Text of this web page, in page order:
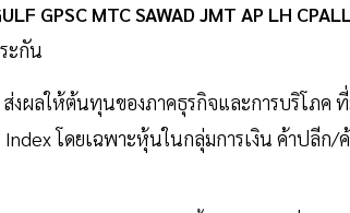
GPSC MTC SAWAD JMT AP LH
ะกัน
งผลให้ต้นทุนของภาคธุรกิจและการบริโภค
โดยเฉพาะหุ้นในกลุ่มการเงิน ค้าปลีก/